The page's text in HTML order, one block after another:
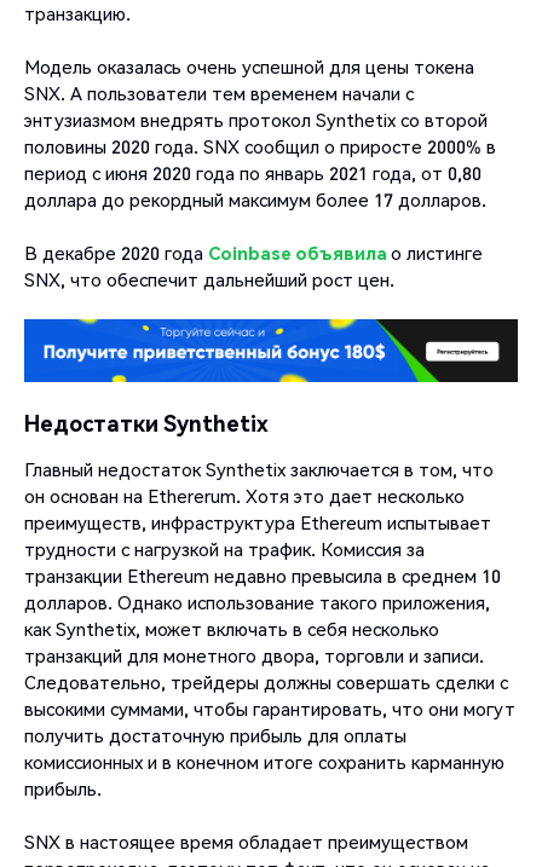
транзакцию.
Модель оказалась очень успешной для цены токена
SNX. А пользователи тем временем начали с
энтузиазмом внедрять протокол Synthetix со второй
половины 2020 года. SNX сообщил о приросте 2000% в
период с июня 2020 года по январь 2021 года, от 0,80
доллара до рекордный максимум более 17 долларов.
В декабре 2020 года Coinbase объявила о листинге
SNX, что обеспечит дальнейший рост цен.
Недостатки Synthetix
Главный недостаток Synthetix заключается в том, что
он основан на Ethererum. Хотя это дает несколько
преимуществ, инфраструктура Ethereum испытывает
трудности с нагрузкой на трафик. Комиссия за
транзакции Ethereum недавно превысила в среднем 10
долларов. Однако использование такого приложения,
как Synthetix, может включать в себя несколько
транзакций для монетного двора, торговли и записи.
Следовательно, трейдеры должны совершать сделки с
высокими суммами, чтобы гарантировать, что они могут
получить достаточную прибыль для оплаты
комиссионных и в конечном итоге сохранить карманную
прибыль.
SNX в настоящее время обладает преимуществом